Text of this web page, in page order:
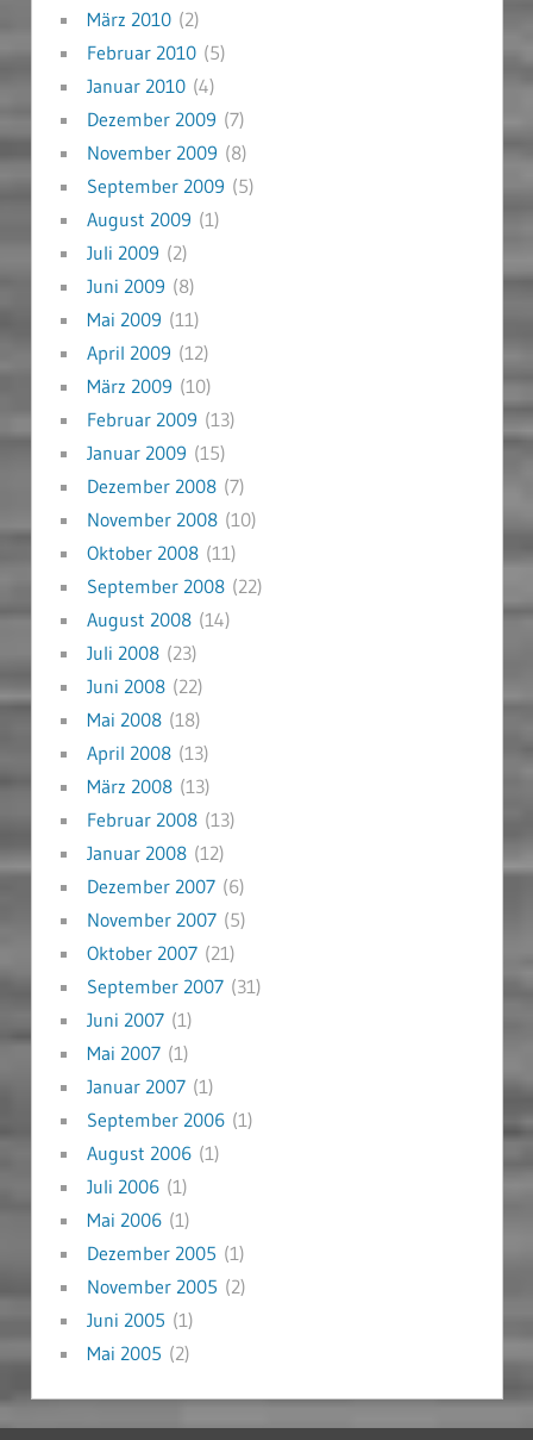
März 2010(2)
Februar 2010(5)
Januar 2010(4)
Dezember 2009 (7)
November 2009 (8)
September 2009 (5)
August 2009 (1)
Juli 2009 (2)
Juni 2009 (8)
Mai 2009 (11)
April 2009 (12)
März 2009 (10)
Februar 2009 (13)
Januar 2009 (15)
Dezember 2008(7)
November 2008(10)
Oktober 2008(11)
September 2008(22)
August 2008(14)
Juli 2008(23)
Juni 2008(22)
Mai 2008(18)
April 2008(13)
März 2008(13)
Februar 2008(13)
Januar 2008(12)
Dezember 2007(6)
November 2007(5)
Oktober 2007(21)
September 2007(31)
Juni 2007(1)
Mai 2007(1)
Januar 2007(1)
September 2006(1)
August 2006(1)
Juli 2006(1)
Mai 2006(1)
Dezember 2005 (1)
November 2005 (2)
Juni 2005 (1)
Mai 2005 (2)